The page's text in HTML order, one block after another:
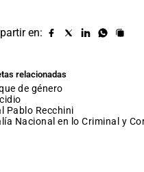
en:
Compartir
Compartir
Compartir
Compartir
Copiar
relacionadas
de género
Pablo Recchini
Nacional en lo Criminal y